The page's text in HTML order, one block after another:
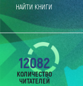
НАЙТИ КНИГИ
12082
КОЛИЧЕСТВО
ЧИТАТЕЛЕЙ